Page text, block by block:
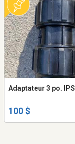
Adaptateur 3 po. IPS
100 $